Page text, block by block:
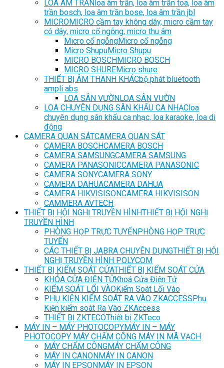
LOA ÂM TRẦNloa âm trần, loa âm trần toa, loa âm
trần bosch, loa âm trần bose, loa âm trần jbl
MICROMICRO cầm tay không dây, micro cầm tay
có dây, micro cổ ngỗng, micro thu âm
Micro cổ ngỗngMicro cổ ngỗng
Micro ShupuMicro Shupu
MICRO BOSCHMICRO BOSCH
MICRO SHUREMicro shure
THIẾT BỊ ÂM THANH KHÁCbộ phát bluetooth
ampli abs
LOA SÂN VƯỜNLOA SÂN VƯỜN
LOA CHUYÊN DỤNG SÂN KHẤU CA NHẠCloa
chuyên dụng sân khấu ca nhạc, loa karaoke, loa di
động
CAMERA QUAN SÁTCAMERA QUAN SÁT
CAMERA BOSCHCAMERA BOSCH
CAMERA SAMSUNGCAMERA SAMSUNG
CAMERA PANASONICCAMERA PANASONIC
CAMERA SONYCAMERA SONY
CAMERA DAHUACAMERA DAHUA
CAMERA HIKVISISONCAMERA HIKVISISON
CAMMERA AVTECH
THIẾT BỊ HỘI NGHỊ TRUYỀN HÌNHTHIẾT BỊ HỘI NGHỊ
TRUYỀN HÌNH
PHÒNG HỌP TRỰC TUYẾNPHÒNG HỌP TRỰC
TUYẾN
CÁC THIẾT BỊ JABRA CHUYÊN DỤNGTHIẾT BỊ HỘI
NGHỊ TRUYỀN HÌNH POLYCOM
THIẾT BỊ KIỂM SOÁT CỬATHIẾT BỊ KIỂM SOÁT CỬA
KHÓA CỬA ĐIỆN TỬKhoá Cửa Điện Tử
KIỂM SOÁT LỐI VÀOKiểm Soát Lối Vào
PHỤ KIỆN KIỂM SOÁT RA VÀO ZKACCESSPhụ
Kiện kiểm soát Ra Vào ZKAccess
THIẾT BỊ ZKTECOThiết bị ZKTeco
MÁY IN – MÁY PHOTOCOPYMÁY IN – MÁY
PHOTOCOPY MÁY CHẤM CÔNG MÁY IN MÃ VẠCH
MÁY CHẤM CÔNGMÁY CHẤM CÔNG
MÁY IN CANONMÁY IN CANON
MÁY IN EPSONMÁY IN EPSON